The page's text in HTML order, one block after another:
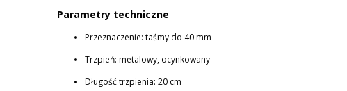
Parametry techniczne
Przeznaczenie: taśmy do 40 mm
Trzpień: metalowy, ocynkowany
Długość trzpienia: 20 cm